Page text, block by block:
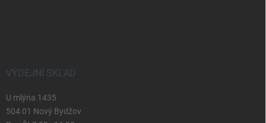
VÝDEJNÍ SKLAD
U mlýna 1435
504 01 Nový Bydžov